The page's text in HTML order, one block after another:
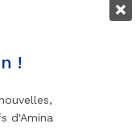
message sur
!
d'Amina